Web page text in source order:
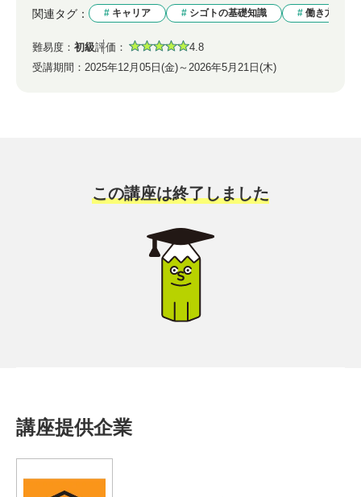
関連タグ： キャリア シゴトの基礎知識 働き方
難易度： 初級評価：
4.8
受講期間： 2025年12月05日(金)～2026年5月21日(木)
この講座は終了しました
講座提供企業